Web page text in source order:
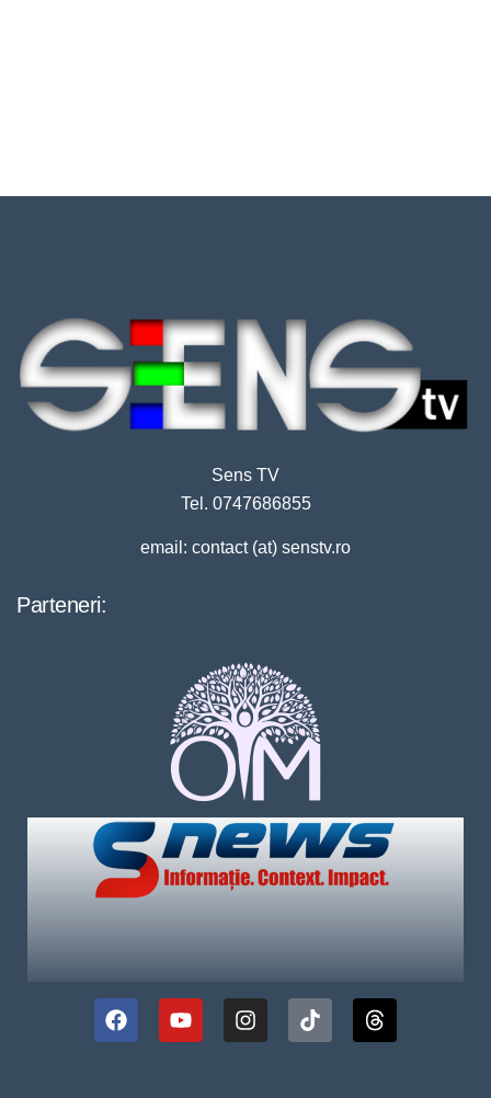
Sens TV
Tel. 0747686855
email: contact (at) senstv.ro
Parteneri: